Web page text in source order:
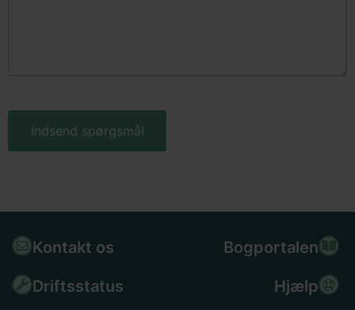
Kontakt os Bogportalen
Driftsstatus Hjælp